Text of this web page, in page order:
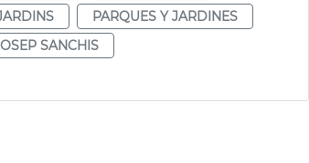
PARQUES Y JARDINES
SANCHIS